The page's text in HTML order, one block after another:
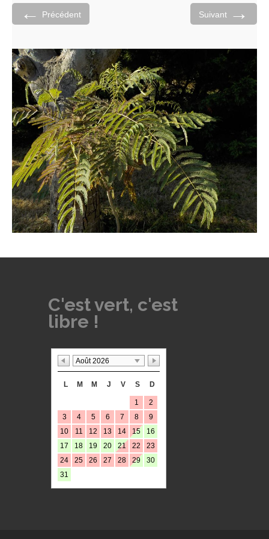
← Précédent Suivant →
C'est vert, c'est
libre !
Août 2026
L M M J V S D
1
2
3
4 5 6 7 8
9
10
11 12 13 14 15
16
17
18 19 20 21 22
23
24
25 26 27 28 29
30
31